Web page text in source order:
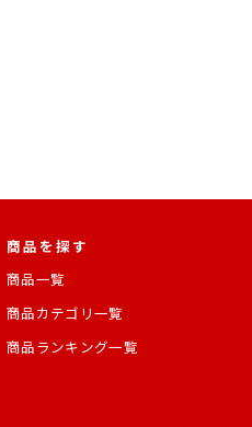
商品を探す
商品一覧
商品カテゴリ一覧
商品ランキング一覧